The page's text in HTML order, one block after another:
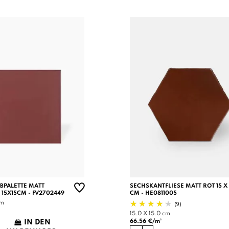
MATT
15X15CM - FV2702449
IN DEN
SECHSKANTFLIESE MATT ROT 15 X
CM - HE0811005
(9)
15.0 X 15.0 cm
66.56 €/m²